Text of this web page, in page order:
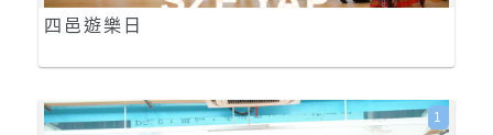
四邑遊樂日
1